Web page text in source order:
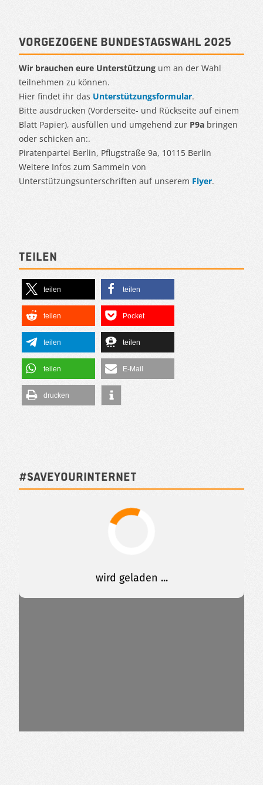
Vorgezogene Bundestagswahl 2025
Wir brauchen eure Unterstützung um an der Wahl
teilnehmen zu können.
Hier findet ihr das Unterstützungsformular.
Bitte ausdrucken (Vorderseite- und Rückseite auf einem
Blatt Papier), ausfüllen und umgehend zur P9a bringen
oder schicken an:.
Piratenpartei Berlin, Pflugstraße 9a, 10115 Berlin
Weitere Infos zum Sammeln von
Unterstützungsunterschriften auf unserem Flyer.
Teilen
teilen teilen
teilen Pocket
teilen teilen
teilen E-Mail
drucken
#SAVEYOURINTERNET